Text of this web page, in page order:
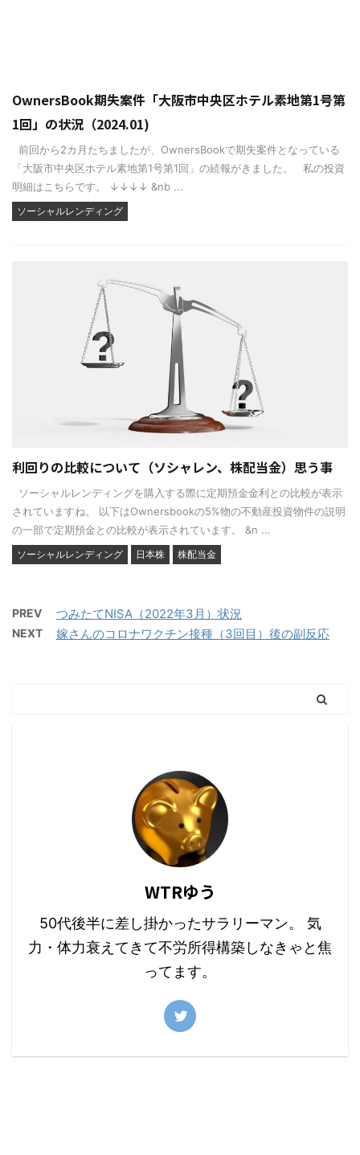
OwnersBook期失案件「大阪市中央区ホテル素地第1号第
1回」の状況（2024.01)
前回から2カ月たちましたが、OwnersBookで期失案件となっている
「大阪市中央区ホテル素地第1号第1回」の続報がきました。 私の投資
明細はこちらです。 ↓↓↓↓ &nb ...
ソーシャルレンディング
利回りの比較について（ソシャレン、株配当金）思う事
ソーシャルレンディングを購入する際に定期預金金利との比較が表示
されていますね。 以下はOwnersbookの5%物の不動産投資物件の説明
の一部で定期預金との比較が表示されています。 &n ...
ソーシャルレンディング 日本株 株配当金
PREV つみたてNISA（2022年3月）状況
NEXT 嫁さんのコロナワクチン接種（3回目）後の副反応
WTRゆう
50代後半に差し掛かったサラリーマン。 気
力・体力衰えてきて不労所得構築しなきゃと焦
ってます。